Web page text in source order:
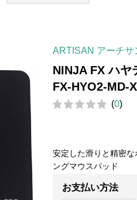
ARTISAN アーチサ
NINJA FX ハヤ
FX-HYO2-MD-
(0)
安定した滑りと精密
ングマウスパッド
お支払い方法